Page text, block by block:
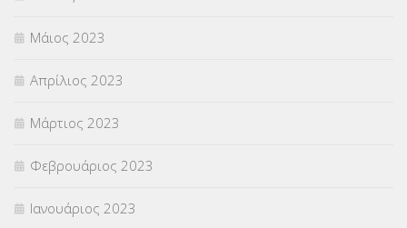
Μάιος 2023
Απρίλιος 2023
Μάρτιος 2023
Φεβρουάριος 2023
Ιανουάριος 2023